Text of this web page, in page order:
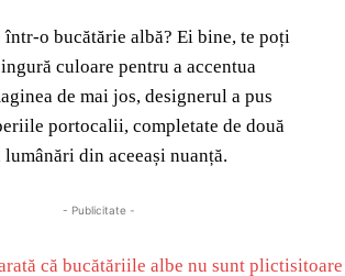
într-o bucătărie albă? Ei bine, te poți
culoare pentru a accentua
de mai jos, designerul a pus
portocalii, completate de două
din aceeași nuanță.
- Publicitate -